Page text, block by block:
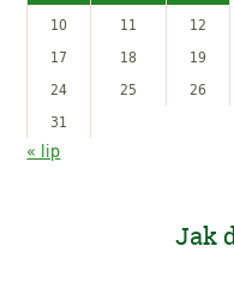
10
11 12
17
18 19
24
25 26
31
« lip
Jak